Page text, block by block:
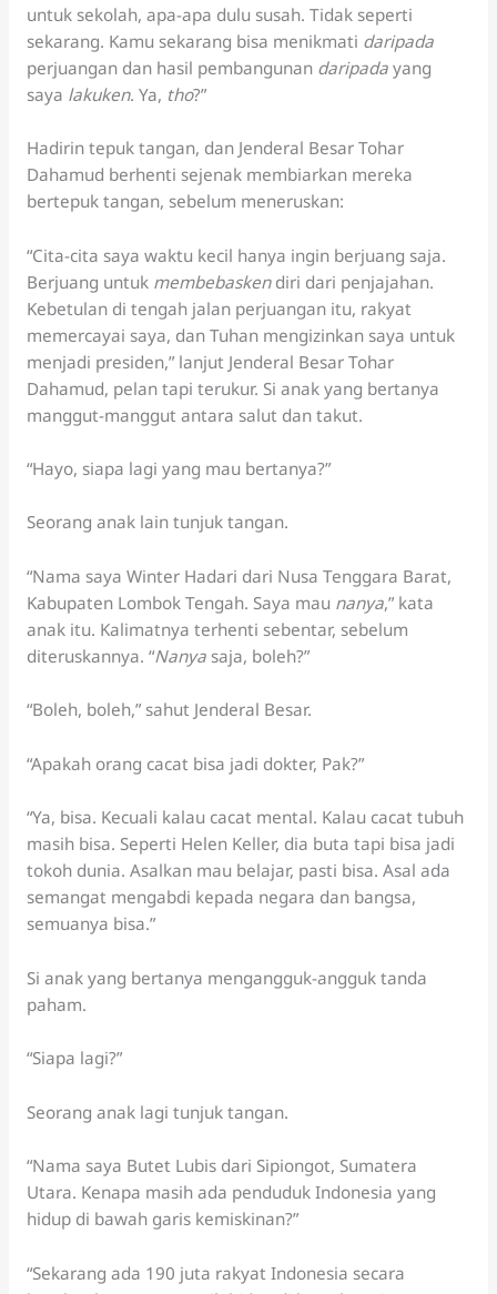
untuk sekolah, apa-apa dulu susah. Tidak seperti
sekarang. Kamu sekarang bisa menikmati daripada
perjuangan dan hasil pembangunan daripadayang
saya lakuken. Ya, tho?”
Hadirin tepuk tangan, dan Jenderal Besar Tohar
Dahamud berhenti sejenak membiarkan mereka
bertepuk tangan, sebelum meneruskan:
“Cita-cita saya waktu kecil hanya ingin berjuang saja.
Berjuang untuk membebaskendiri dari penjajahan.
Kebetulan di tengah jalan perjuangan itu, rakyat
memercayai saya, dan Tuhan mengizinkan saya untuk
menjadi presiden,” lanjut Jenderal Besar Tohar
Dahamud, pelan tapi terukur. Si anak yang bertanya
manggut-manggut antara salut dan takut.
“Hayo, siapa lagi yang mau bertanya?”
Seorang anak lain tunjuk tangan.
“Nama saya Winter Hadari dari Nusa Tenggara Barat,
Kabupaten Lombok Tengah. Saya mau nanya,” kata
anak itu. Kalimatnya terhenti sebentar, sebelum
diteruskannya. “Nanyasaja, boleh?”
“Boleh, boleh,” sahut Jenderal Besar.
“Apakah orang cacat bisa jadi dokter, Pak?”
“Ya, bisa. Kecuali kalau cacat mental. Kalau cacat tubuh
masih bisa. Seperti Helen Keller, dia buta tapi bisa jadi
tokoh dunia. Asalkan mau belajar, pasti bisa. Asal ada
semangat mengabdi kepada negara dan bangsa,
semuanya bisa.”
Si anak yang bertanya mengangguk-angguk tanda
paham.
“Siapa lagi?”
Seorang anak lagi tunjuk tangan.
“Nama saya Butet Lubis dari Sipiongot, Sumatera
Utara. Kenapa masih ada penduduk Indonesia yang
hidup di bawah garis kemiskinan?”
“Sekarang ada 190 juta rakyat Indonesia secara